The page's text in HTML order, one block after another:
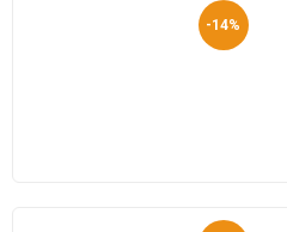
-14%